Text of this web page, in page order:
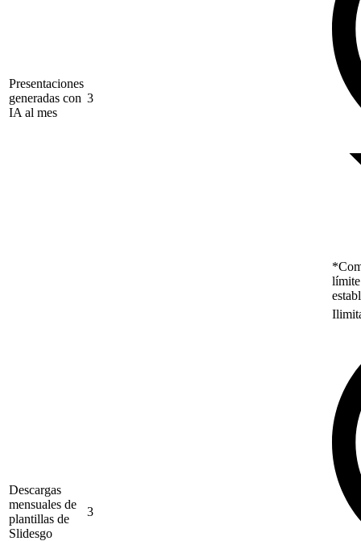
Presentaciones
generadas con
IA al mes
3
Descargas
mensuales de
plantillas de
Slidesgo
3